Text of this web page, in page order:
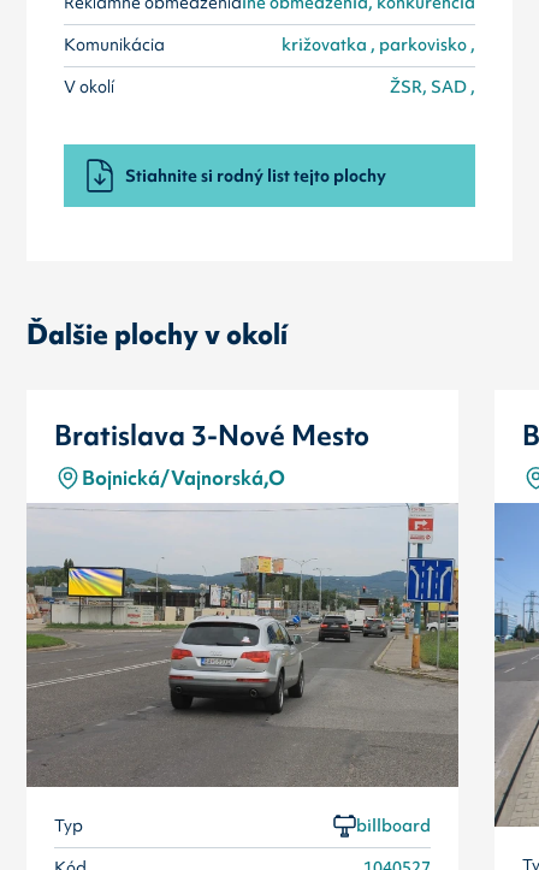
Komunikácia
križovatka , parkovisko ,
V okolí
ŽSR, SAD ,
Stiahnite si rodný list tejto plochy
Ďalšie plochy v okolí
Bratislava 3-Nové Mesto
Bojnická/Vajnorská,O
Typ
billboard